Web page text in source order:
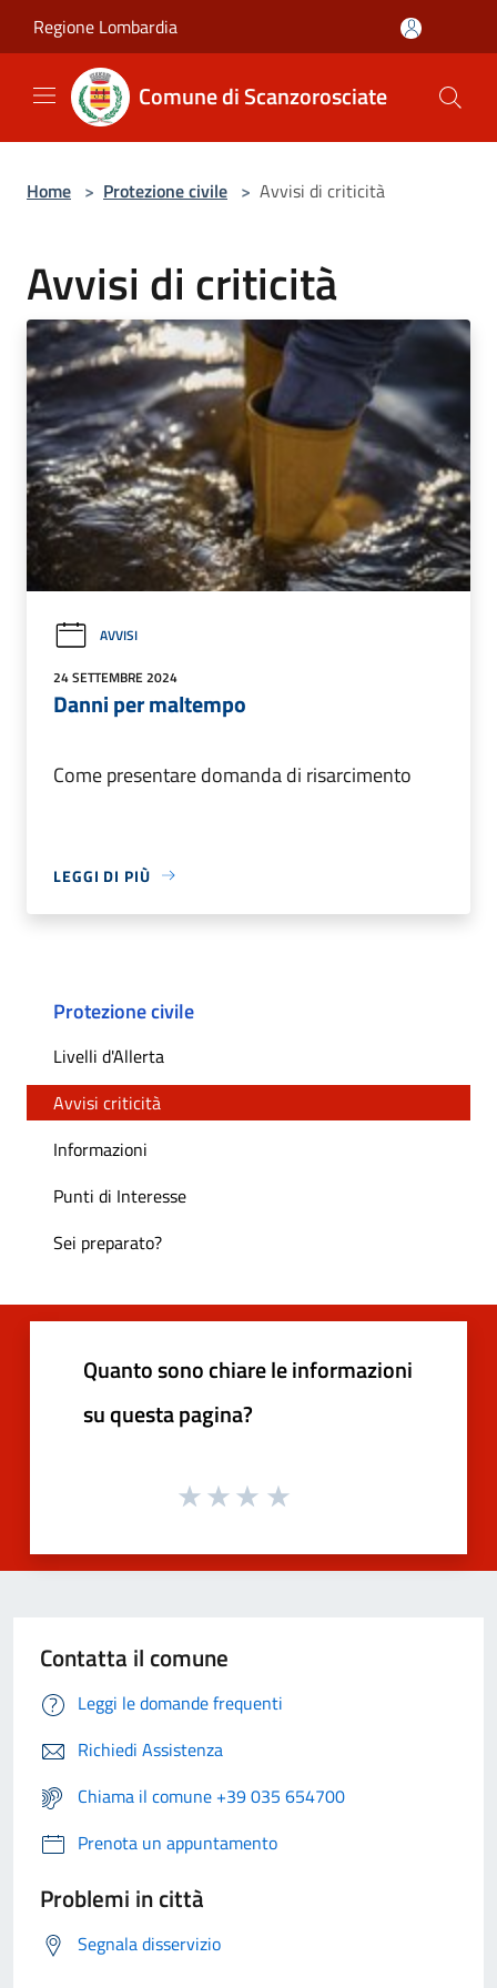
Regione Lombardia
Comune di Scanzorosciate
Home > Protezione civile > Avvisi di criticità
Avvisi di criticità
AVVISI
24 SETTEMBRE 2024
Danni per maltempo
Come presentare domanda di risarcimento
LEGGI DI PIÙ
Protezione civile
Livelli d'Allerta
Avvisi criticità
Informazioni
Punti di Interesse
Sei preparato?
Quanto sono chiare le informazioni
su questa pagina?
Contatta il comune
Leggi le domande frequenti
Richiedi Assistenza
Chiama il comune +39 035 654700
Prenota un appuntamento
Problemi in città
Segnala disservizio